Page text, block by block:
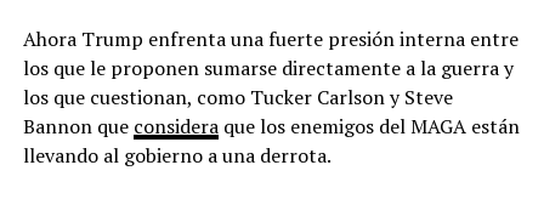
Ahora Trump enfrenta una fuerte presión interna entre
los que le proponen sumarse directamente a la guerra y
los que cuestionan, como Tucker Carlson y Steve
Bannon que consideraque los enemigos del MAGA están
llevando al gobierno a una derrota.